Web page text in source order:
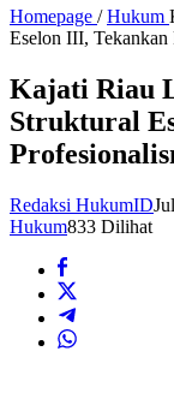
Homepage / Hukum
Eselon III, Tekankan
Kajati Riau
Struktural
Redaksi HukumID
Hukum833 Dilihat